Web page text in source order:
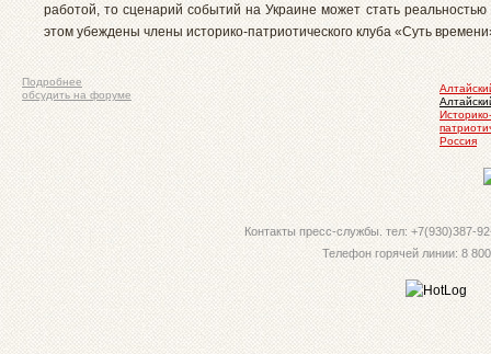
работой, то сценарий событий на Украине может стать реальностью
этом убеждены члены историко-патриотического клуба «Суть
Россия
Подробнее
обсудить на форуме
Контакты пресс-службы. тел: +7(930)387-
Телефон горячей линии: 8